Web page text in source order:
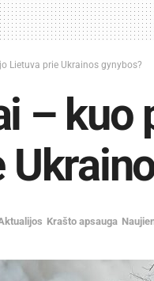
Lietuva prie Ukrainos gynybos?
– kuo
Krašto apsauga